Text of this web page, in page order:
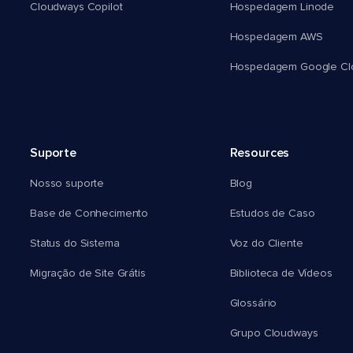
Cloudways Copilot Hospedagem Linode
Hospedagem AWS
Hospedagem Google
Suporte
Nosso suporte
Base de Conhecimento
Status do Sistema
Migração de Site Grátis
Resources
Blog
Estudos de Caso
Voz do Cliente
Biblioteca de Vídeos
Glossário
Grupo Cloudways